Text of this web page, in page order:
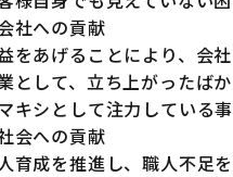
社への貢献
をあげることにより、会
として、立ち上がったば
キシとして注力している
会への貢献
育成を推進し、職人不足を